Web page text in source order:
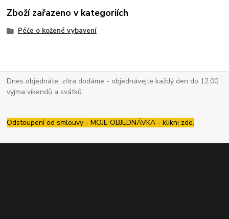
Zboží zařazeno v kategoriích
Péče o kožené vybavení
Dnes objednáte, zítra dodáme - objednávejte každý den do 12:00
vyjma víkendů a svátků.
Odstoupení od smlouvy - MOJE OBJEDNÁVKA - klikni zde.